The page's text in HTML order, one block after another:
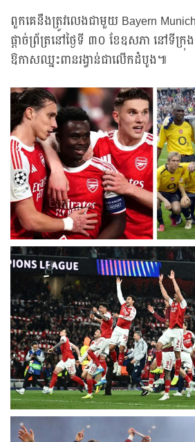
ពួកគេនឹងត្រូវលេងជាមួយ Bayern Munich
ផ្តាច់ព្រ័ត្រនៅថ្ងៃទី ៣០ ខែឧសភា នៅទីក្រុ
ឱកាសឈ្នះពានរង្វាន់ជាលើកដំបូង៕